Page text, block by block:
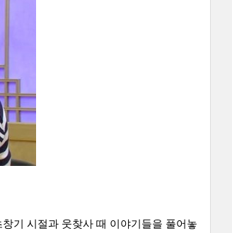
기 시절과 웃찾사 때 이야기들을 풀어놓